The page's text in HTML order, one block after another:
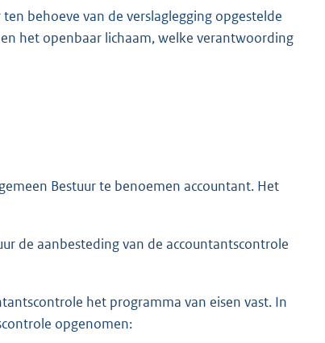
behoeve van de verslaglegging opgestelde
het openbaar lichaam, welke verantwoording
Bestuur te benoemen accountant. Het
de aanbesteding van de accountantscontrole
het programma van eisen vast. In
opgenomen: